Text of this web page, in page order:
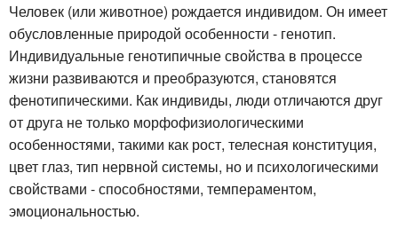
Человек (или животное) рождается индивидом. Он имеет
обусловленные природой особенности - генотип.
Индивидуальные генотипичные свойства в процессе
жизни развиваются и преобразуются, становятся
фенотипическими. Как индивиды, люди отличаются друг
от друга не только морфофизиологическими
особенностями, такими как рост, телесная конституция,
цвет глаз, тип нервной системы, но и психологическими
свойствами - способностями, темпераментом,
эмоциональностью.